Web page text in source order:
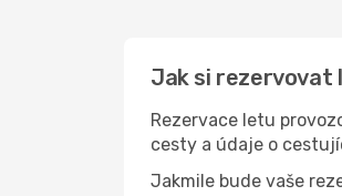
Jak si rezervovat
Rezervace letu
cesty a údaje o
Jakmile bude vaše